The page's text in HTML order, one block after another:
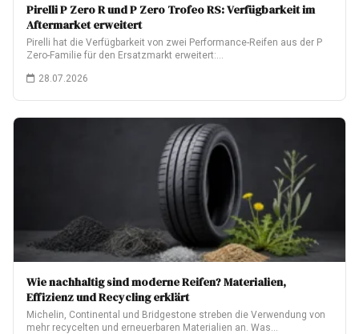
Pirelli P Zero R und P Zero Trofeo RS: Verfügbarkeit im
Aftermarket erweitert
Pirelli hat die Verfügbarkeit von zwei Performance-Reifen aus der P
Zero-Familie für den Ersatzmarkt erweitert:…
28.07.2026
Wie nachhaltig sind moderne Reifen? Materialien,
Effizienz und Recycling erklärt
Michelin, Continental und Bridgestone streben die Verwendung von
mehr recycelten und erneuerbaren Materialien an. Was…